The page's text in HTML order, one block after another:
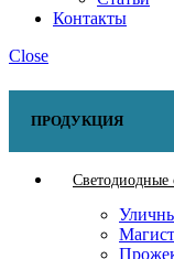
Контакты
Close
ПРОДУКЦИЯ
Светодиодные